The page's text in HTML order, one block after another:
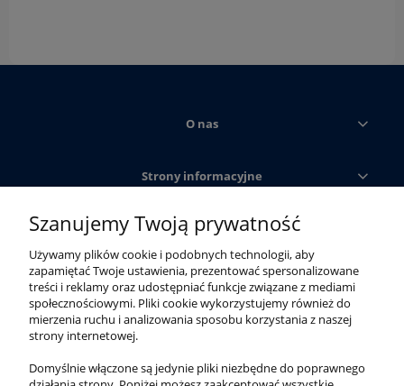
O nas
Strony informacyjne
Obsługa klienta
Moje konto
Szanujemy Twoją prywatność
Używamy plików cookie i podobnych technologii, aby
zapamiętać Twoje ustawienia, prezentować spersonalizowane
treści i reklamy oraz udostępniać funkcje związane z mediami
społecznościowymi. Pliki cookie wykorzystujemy również do
mierzenia ruchu i analizowania sposobu korzystania z naszej
strony internetowej.
Domyślnie włączone są jedynie pliki niezbędne do poprawnego